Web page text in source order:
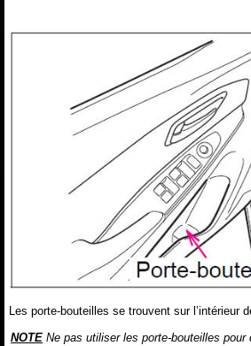
Les porte-bouteilles se trouvent sur l’intérieur
NOTE Ne pas utiliser les porte-bouteilles pour